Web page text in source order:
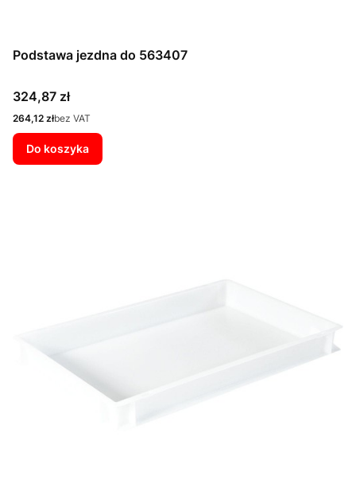
Podstawa jezdna do 563407
Cena
324,87 zł
Cena
264,12 złbez VAT
Do koszyka